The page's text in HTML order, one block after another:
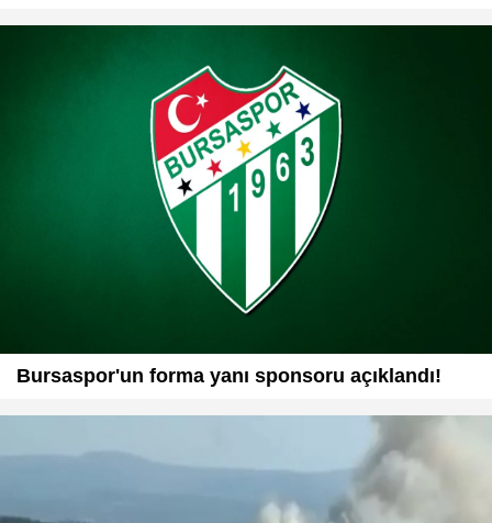
Bursaspor'un forma yanı sponsoru açıklandı!